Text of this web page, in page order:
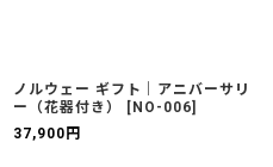
ノルウェー ギフト｜アニバーサリ
ー（花器付き）
[ NO-006]
37,900 円